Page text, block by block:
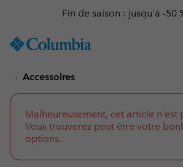
TO
SKIP
NAV
SKIP
TO
SEARCH
Remise de 10 % à saisir
Accessoires
Malheureusement, cet article n'est
Vous trouverez peut être votre
options.